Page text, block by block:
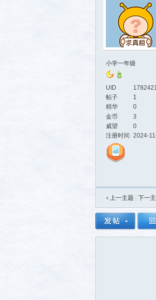
小学一年级
UID
帖子
1
精华
0
金币
3
威望
0
注册时间
2024-
‹ 上一主题 下一